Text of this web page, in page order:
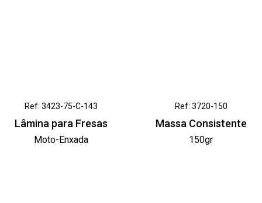
Ref: 3423-75-C-143
Lâmina para Fresas
Moto-Enxada
Ref: 3720-150
Massa Consistente
150gr